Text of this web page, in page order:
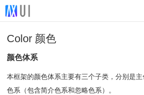
Color 颜色
颜色体系
本框架的颜色体系主要有三个子类，分别是
色系（包含简介色系和忽略色系）。